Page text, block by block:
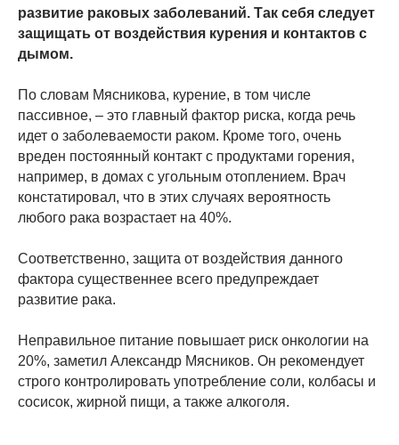
развитие раковых заболеваний. Так себя следует
защищать от воздействия курения и контактов с
дымом.
По словам Мясникова, курение, в том числе
пассивное, – это главный фактор риска, когда речь
идет о заболеваемости раком. Кроме того, очень
вреден постоянный контакт с продуктами горения,
например, в домах с угольным отоплением. Врач
констатировал, что в этих случаях вероятность
любого рака возрастает на 40%.
Соответственно, защита от воздействия данного
фактора существеннее всего предупреждает
развитие рака.
Неправильное питание повышает риск онкологии на
20%, заметил Александр Мясников. Он рекомендует
строго контролировать употребление соли, колбасы и
сосисок, жирной пищи, а также алкоголя.